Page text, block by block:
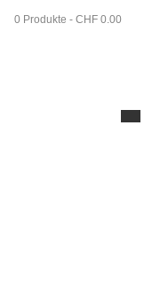
0 Produkte - CHF 0.00